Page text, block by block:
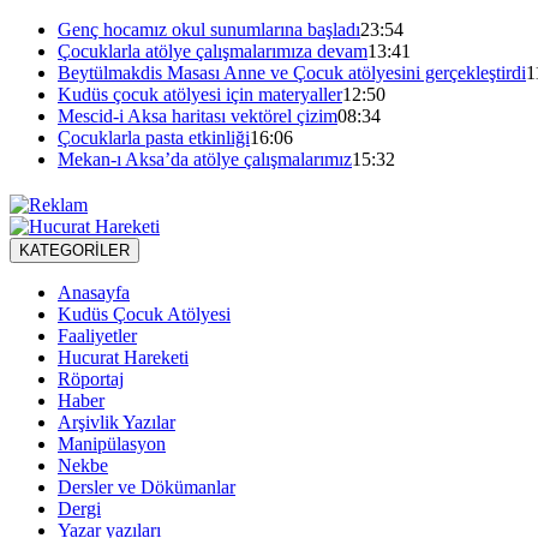
Genç hocamız okul sunumlarına başladı23:54
Çocuklarla atölye çalışmalarımıza devam13:41
Beytülmakdis Masası Anne ve Çocuk atölyesini gerçekleştirdi
Kudüs çocuk atölyesi için materyaller12:50
Mescid-i Aksa haritası vektörel çizim08:34
Çocuklarla pasta etkinliği16:06
Mekan-ı Aksa’da atölye çalışmalarımız15:32
KATEGORİLER
Anasayfa
Kudüs Çocuk Atölyesi
Faaliyetler
Hucurat Hareketi
Röportaj
Haber
Arşivlik Yazılar
Manipülasyon
Nekbe
Dersler ve Dökümanlar
Dergi
Yazar yazıları